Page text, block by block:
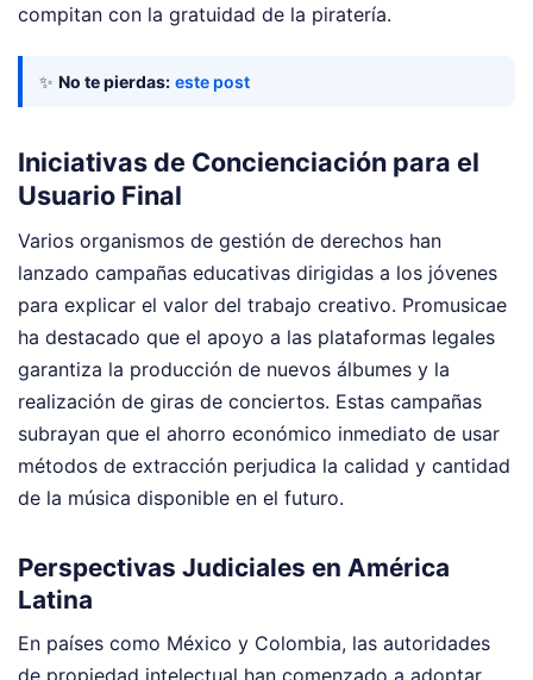
compitan con la gratuidad de la piratería.
✨ No te pierdas: este post
Iniciativas de Concienciación para el
Usuario Final
Varios organismos de gestión de derechos han
lanzado campañas educativas dirigidas a los jóvenes
para explicar el valor del trabajo creativo. Promusicae
ha destacado que el apoyo a las plataformas legales
garantiza la producción de nuevos álbumes y la
realización de giras de conciertos. Estas campañas
subrayan que el ahorro económico inmediato de usar
métodos de extracción perjudica la calidad y cantidad
de la música disponible en el futuro.
Perspectivas Judiciales en América
Latina
En países como México y Colombia, las autoridades